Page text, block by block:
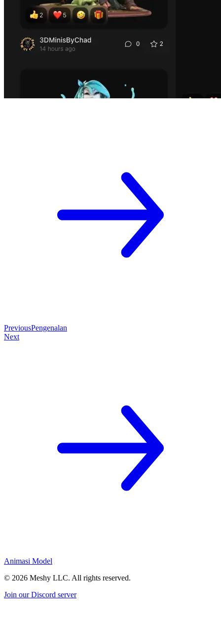
PreviousPengenalan
Next
Animasi Model
© 2026 Meshy LLC. All rights reserved.
Join our Discord server